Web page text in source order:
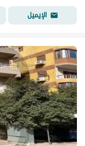
الإيميل